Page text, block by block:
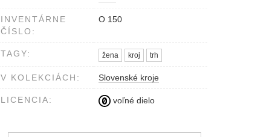
INVENTÁRNE
ČÍSLO:
O 150
TAGY: žena kroj trh
V KOLEKCIÁCH: Slovenské kroje
LICENCIA: voľné dielo